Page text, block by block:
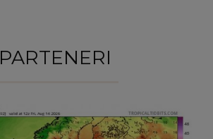
PARTENERI